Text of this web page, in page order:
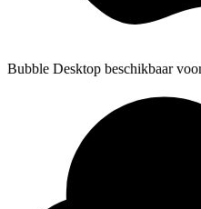
Bubble Desktop beschikbaar